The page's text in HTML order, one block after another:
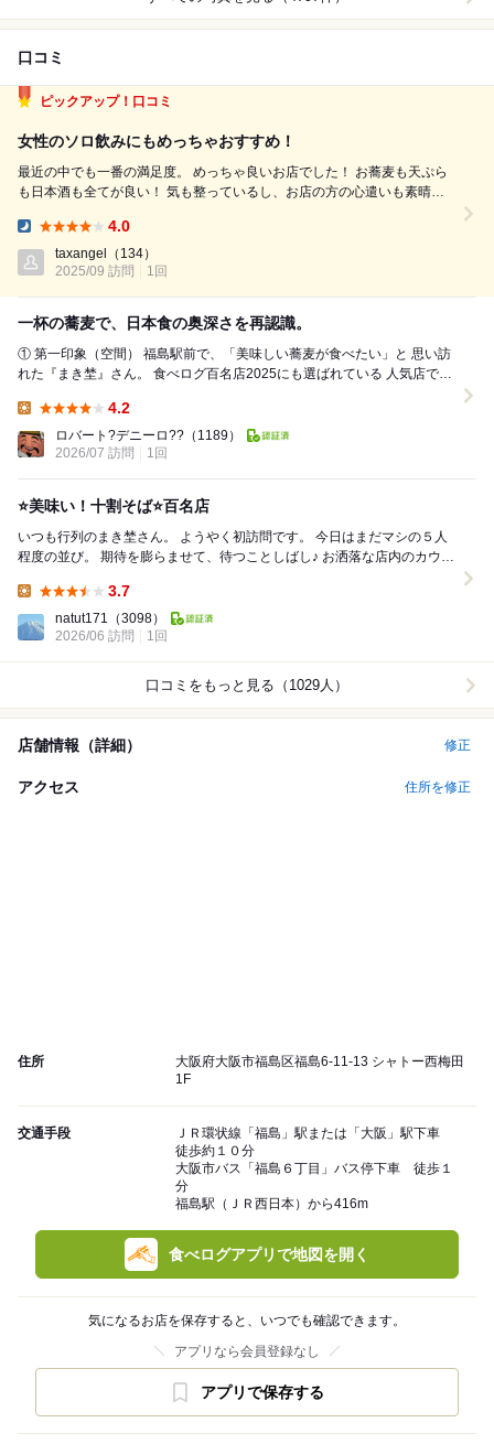
口コミ
ピックアップ！口コミ
女性のソロ飲みにもめっちゃおすすめ！
最近の中でも一番の満足度。 めっちゃ良いお店でした！ お蕎麦も天ぷら
も日本酒も全てが良い！ 気も整っているし、お店の方の心遣いも素晴ら
円 どっちも期待以上の美味しさなのです。 細くて品よくコシがある白い
お蕎麦...
4.0
taxangel
（134）
2025/09 訪問
1回
一杯の蕎麦で、日本食の奥深さを再認識。
① 第一印象（空間） 福島駅前で、「美味しい蕎麦が食べたい」と 思い訪
れた『まき埜』さん。 食べログ百名店2025にも選ばれている 人気店です
4.2
ロバート?デニーロ?? （1189）
2026/07 訪問
1回
⭐️美味い！十割そば⭐️百名店
いつも行列のまき埜さん。 ようやく初訪問です。 今日はまだマシの５人
程度の並び。 期待を膨らませて、待つことしばし♪ お洒落な店内のカウン
3.7
natut171 （3098）
2026/06 訪問
1回
口コミをもっと見る（1029人）
店舗情報（詳細） 修正
アクセス 住所を修正
住所
大阪府大阪市福島区福島6-11-13 シャトー西梅田
1F
交通手段
ＪＲ環状線「福島」駅または「大阪」駅下車
徒歩約１０分
大阪市バス「福島６丁目」バス停下車 徒歩１
分
福島駅（ＪＲ西日本）から416m
食べログアプリで地図を開く
気になるお店を保存すると、いつでも確認できます。
アプリなら会員登録なし
アプリで保存する